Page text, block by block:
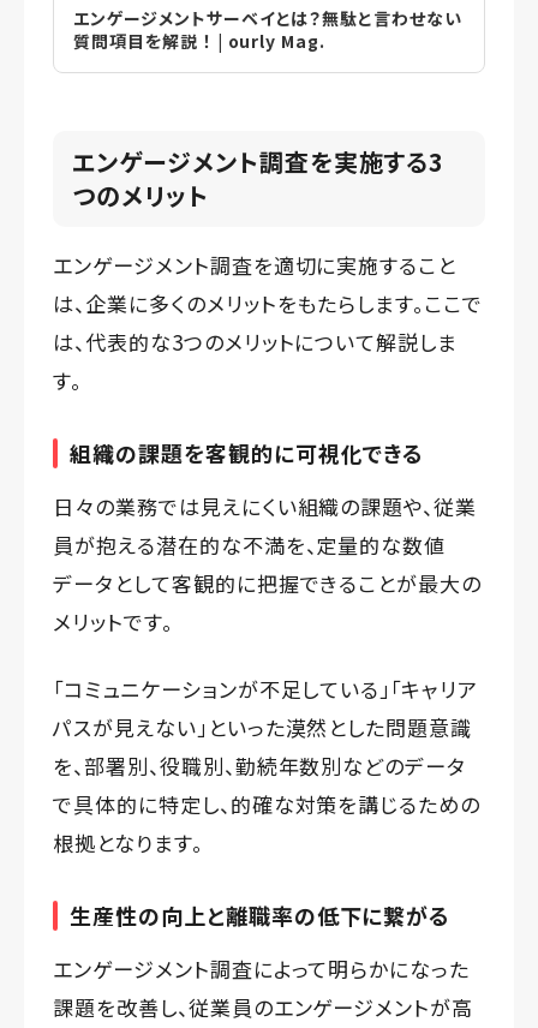
エンゲージメントサーベイとは？無駄と言わせない
質問項目を解説 ！ | ourly Mag.
エンゲージメント調査を実施する3
つのメリット
エンゲージメント調査を適切に実施すること
は、企業に多くのメリットをもたらします。ここで
は、代表的な3つのメリットについて解説しま
す。
組織の課題を客観的に可視化できる
日々の業務では見えにくい組織の課題や、従業
員が抱える潜在的な不満を、定量的な数値
データとして客観的に把握できることが最大の
メリットです。
「コミュニケーションが不足している」「キャリア
パスが見えない」といった漠然とした問題意識
を、部署別、役職別、勤続年数別などのデータ
で具体的に特定し、的確な対策を講じるための
根拠となります。
生産性の向上と離職率の低下に繋がる
エンゲージメント調査によって明らかになった
課題を改善し、従業員のエンゲージメントが高